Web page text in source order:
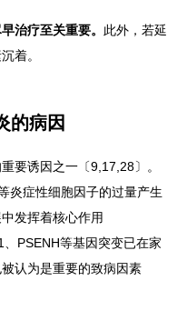
治疗至关重要。 此外，若延
着。
的病因
要诱因之一〔9,17,28〕。
炎症性细胞因子的过量产生
发挥着核心作用
、PSENH等基因突变已在家
认为是重要的致病因素